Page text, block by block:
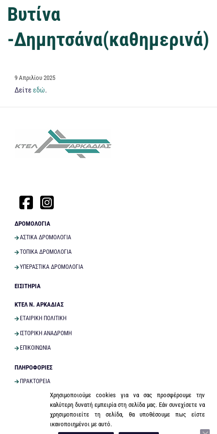
Βυτίνα
-Δημητσάνα(καθημερινά)
ΔΗΜΟΣΙΕΎΤΗΚΕ
ΣΤΙΣ
9 Απριλίου 2025
Δείτεεδώ.
ΔΡΟΜΟΛΟΓΙΑ
ΑΣΤΙΚΑ ΔΡΟΜΟΛΟΓΙΑ
ΤΟΠΙΚΑ ΔΡΟΜΟΛΟΓΙΑ
ΥΠΕΡΑΣΤΙΚΑ ΔΡΟΜΟΛΟΓΙΑ
ΕΙΣΙΤΗΡΙΑ
ΚΤΕΛ Ν. ΑΡΚΑΔΙΑΣ
ΕΤΑΙΡΙΚΗ ΠΟΛΙΤΙΚΗ
ΙΣΤΟΡΙΚΗ ΑΝΑΔΡΟΜΗ
ΕΠΙΚΟΙΝΩΝΙΑ
ΠΛΗΡΟΦΟΡΙΕΣ
ΠΡΑΚΤΟΡΕΙΑ
ΜΕΤΑΦΟΡΑ ΔΕΜΑΤΩΝ
ΜΕΤΑΦΟΡΑ ΚΑΤΟΙΚΙΔΙΩΝ ΖΩΩΝ
Ν. ΑΡΚΑΔΙΑΣ
Χρησιμοποιούμε cookies για να σας προσφέρουμε την
καλύτερη δυνατή εμπειρία στη σελίδα μας. Εάν συνεχίσετε να
χρησιμοποιείτε τη σελίδα, θα υποθέσουμε πως είστε
ικανοποιημένοι με αυτό.